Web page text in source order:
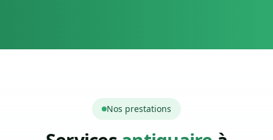
Nos prestations